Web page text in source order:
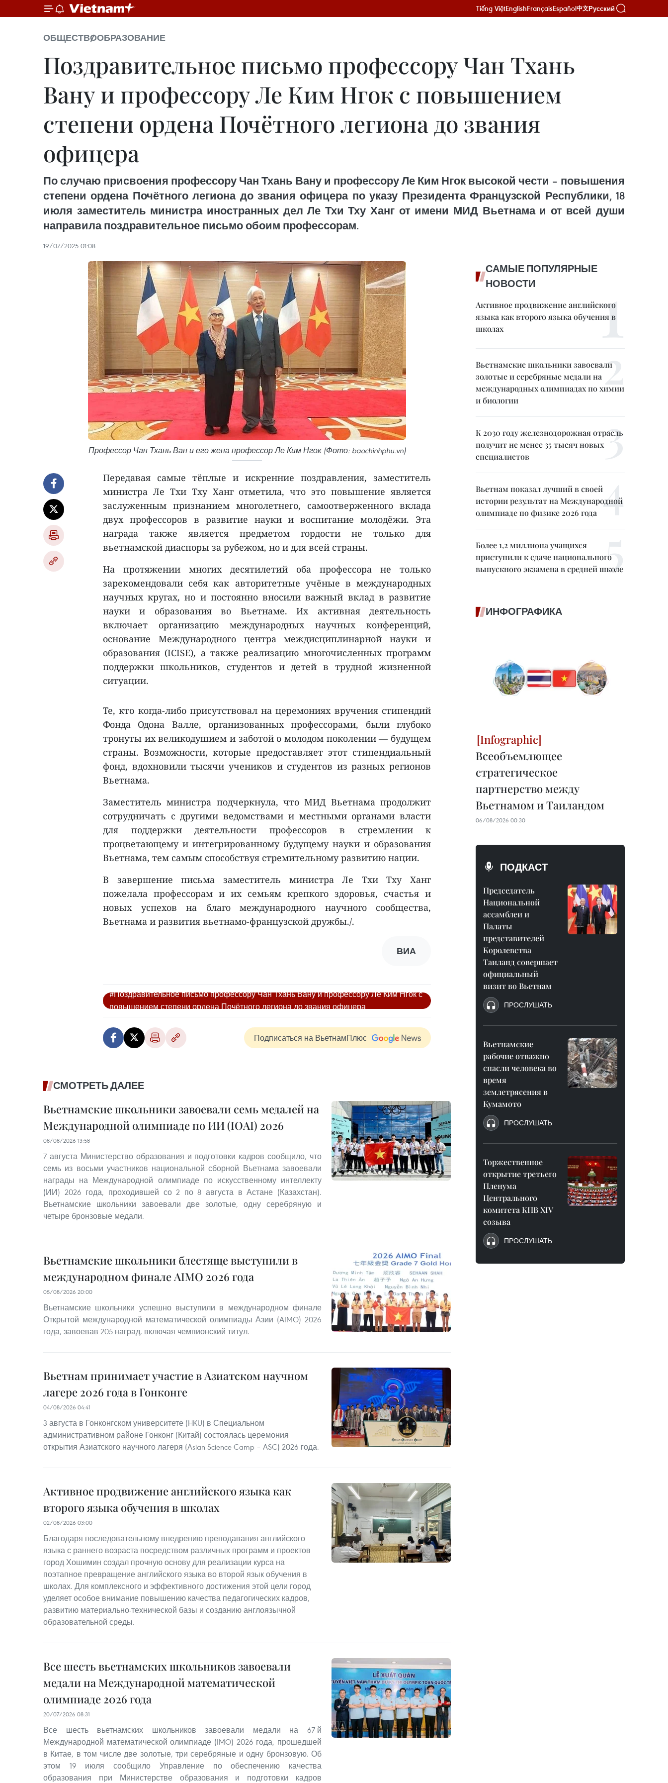
Tiếng ViệtEnglishFrançaisEspañol中文Русский
ОБЩЕСТВООБРАЗОВАНИЕ
Поздравительное письмо профессору Чан Тхань
Вану и профессору Ле Ким Нгок с повышением
степени ордена Почётного легиона до звания
офицера
По случаю присвоения профессору Чан Тхань Вану и профессору Ле Ким Нгок высокой чести – повышения
степени ордена Почётного легиона до звания офицера по указу Президента Французской Республики, 18
июля заместитель министра иностранных дел Ле Тхи Тху Ханг от имени МИД Вьетнама и от всей души
направила поздравительное письмо обоим профессорам.
19/07/2025 01:08
Профессор Чан Тхань Ван и его жена профессор Ле Ким Нгок (Фото: baochinhphu.vn)
Передавая самые тёплые и искренние поздравления, заместитель
министра Ле Тхи Тху Ханг отметила, что это повышение является
заслуженным признанием многолетнего, самоотверженного вклада
двух профессоров в развитие науки и воспитание молодёжи. Эта
награда также является предметом гордости не только для
вьетнамской диаспоры за рубежом, но и для всей страны.
На протяжении многих десятилетий оба профессора не только
зарекомендовали себя как авторитетные учёные в международных
научных кругах, но и постоянно вносили важный вклад в развитие
науки и образования во Вьетнаме. Их активная деятельность
включает организацию международных научных конференций,
основание Международного центра междисциплинарной науки и
образования (ICISE), а также реализацию многочисленных программ
поддержки школьников, студентов и детей в трудной жизненной
ситуации.
Те, кто когда-либо присутствовал на церемониях вручения стипендий
Фонда Одона Валле, организованных профессорами, были глубоко
тронуты их великодушием и заботой о молодом поколении — будущем
страны. Возможности, которые предоставляет этот стипендиальный
фонд, вдохновили тысячи учеников и студентов из разных регионов
Вьетнама.
Заместитель министра подчеркнула, что МИД Вьетнама продолжит
сотрудничать с другими ведомствами и местными органами власти
для поддержки деятельности профессоров в стремлении к
процветающему и интегрированному будущему науки и образования
Вьетнама, тем самым способствуя стремительному развитию нации.
В завершение письма заместитель министра Ле Тхи Тху Ханг
пожелала профессорам и их семьям крепкого здоровья, счастья и
новых успехов на благо международного научного сообщества,
Вьетнама и развития вьетнамо-французской дружбы./.
ВИА
#Поздравительное письмо профессору Чан Тхань Вану и профессору Ле Ким Нгок с
повышением степени ордена Почётного легиона до звания офицера
Подписаться на ВьетнамПлюс
СМОТРЕТЬ ДАЛЕЕ
Вьетнамские школьники завоевали семь медалей на
Международной олимпиаде по ИИ (IOAI) 2026
08/08/2026 13:58
7 августа Министерство образования и подготовки кадров сообщило, что
семь из восьми участников национальной сборной Вьетнама завоевали
награды на Международной олимпиаде по искусственному интеллекту
(ИИ) 2026 года, проходившей со 2 по 8 августа в Астане (Казахстан).
Вьетнамские школьники завоевали две золотые, одну серебряную и
четыре бронзовые медали.
Вьетнамские школьники блестяще выступили в
международном финале AIMO 2026 года
05/08/2026 20:00
Вьетнамские школьники успешно выступили в международном финале
Открытой международной математической олимпиады Азии (AIMO) 2026
года, завоевав 205 наград, включая чемпионский титул.
Вьетнам принимает участие в Азиатском научном
лагере 2026 года в Гонконге
04/08/2026 04:41
3 августа в Гонконгском университете (HKU) в Специальном
административном районе Гонконг (Китай) состоялась церемония
открытия Азиатского научного лагеря (Asian Science Camp – ASC) 2026 года.
Активное продвижение английского языка как
второго языка обучения в школах
02/08/2026 03:00
Благодаря последовательному внедрению преподавания английского
языка с раннего возраста посредством различных программ и проектов
город Хошимин создал прочную основу для реализации курса на
поэтапное превращение английского языка во второй язык обучения в
школах. Для комплексного и эффективного достижения этой цели город
уделяет особое внимание повышению качества педагогических кадров,
развитию материально-технической базы и созданию англоязычной
образовательной среды.
Все шесть вьетнамских школьников завоевали
медали на Международной математической
олимпиаде 2026 года
20/07/2026 08:31
Все шесть вьетнамских школьников завоевали медали на 67-й
Международной математической олимпиаде (IMO) 2026 года, прошедшей
в Китае, в том числе две золотые, три серебряные и одну бронзовую. Об
этом 19 июля сообщило Управление по обеспечению качества
образования при Министерстве образования и подготовки кадров
САМЫЕ ПОПУЛЯРНЫЕ
НОВОСТИ
Активное продвижение английского
языка как второго языка обучения в
школах
Вьетнамские школьники завоевали
золотые и серебряные медали на
международных олимпиадах по химии
и биологии
К 2030 году железнодорожная отрасль
получит не менее 35 тысяч новых
специалистов
Вьетнам показал лучший в своей
истории результат на Международной
олимпиаде по физике 2026 года
Более 1,2 миллиона учащихся
приступили к сдаче национального
выпускного экзамена в средней школе
ИНФОГРАФИКА
Всеобъемлющее
стратегическое
партнерство между
Вьетнамом и Таиландом
06/08/2026 00:30
ПОДКАСТ
Председатель
Национальной
ассамблеи и
Палаты
представителей
Королевства
Таиланд совершает
официальный
визит во Вьетнам
ПРОСЛУШАТЬ
Вьетнамские
рабочие отважно
спасли человека во
время
землетрясения в
Кумамото
ПРОСЛУШАТЬ
Торжественное
открытие третьего
Пленума
Центрального
комитета КПВ XIV
созыва
ПРОСЛУШАТЬ